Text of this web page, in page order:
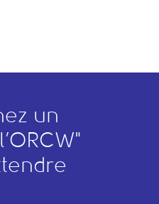
un
ORCW"